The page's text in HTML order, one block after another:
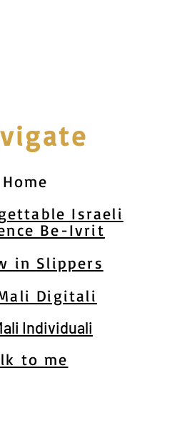
Home
Israeli
Be-Ivrit
in Slippers
Digitali
Individuali
to me